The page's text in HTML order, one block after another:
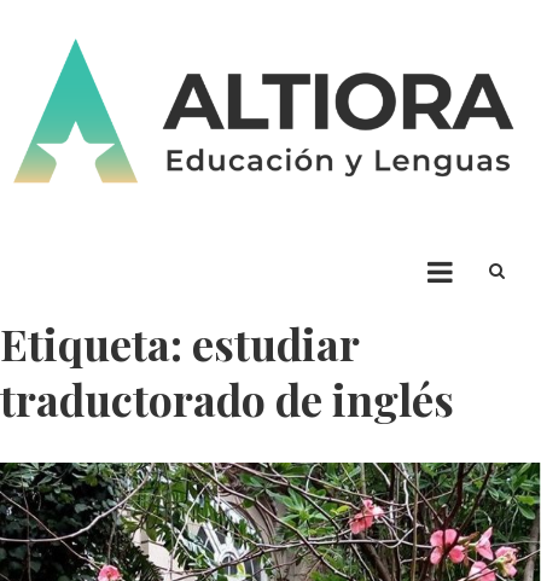
ALTIORA – Educación y
Lenguas
Etiqueta: estudiar
traductorado de inglés